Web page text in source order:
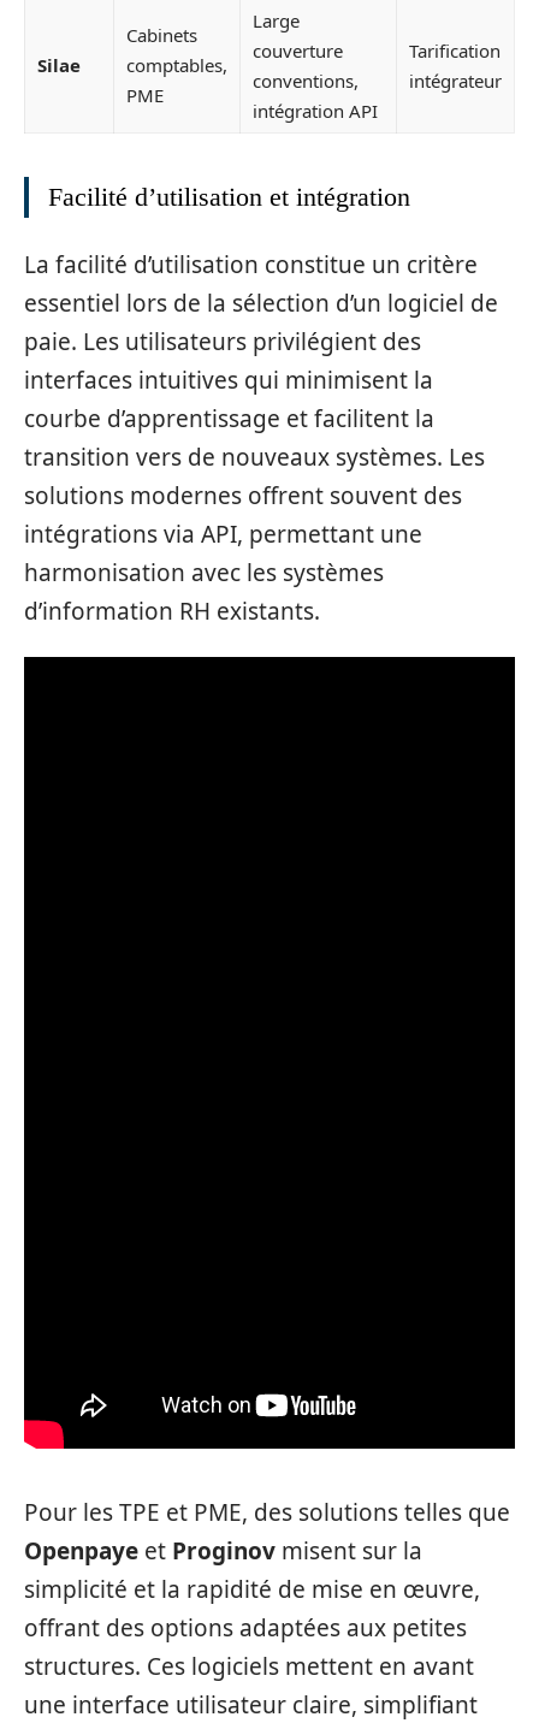
Silae
Cabinets
comptables,
PME
Large
couverture
conventions,
intégration API
Tarification
intégrateur
Facilité d’utilisation et intégration
La facilité d’utilisation constitue un critère
essentiel lors de la sélection d’un logiciel de
paie. Les utilisateurs privilégient des
interfaces intuitives qui minimisent la
courbe d’apprentissage et facilitent la
transition vers de nouveaux systèmes. Les
solutions modernes offrent souvent des
intégrations via API, permettant une
harmonisation avec les systèmes
d’information RH existants.
Pour les TPE et PME, des solutions telles que
Openpaye et Proginov misent sur la
simplicité et la rapidité de mise en œuvre,
offrant des options adaptées aux petites
structures. Ces logiciels mettent en avant
une interface utilisateur claire, simplifiant